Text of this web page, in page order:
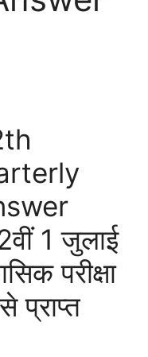
1 जुलाई
परीक्षा
प्राप्त